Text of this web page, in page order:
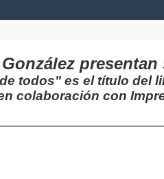
todos" es el título del
colaboración con